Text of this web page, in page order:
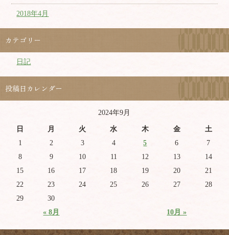
2018年4月
カテゴリー
日記
投稿日カレンダー
2024年9月
日 月 火 水 木 金 土
« 8月 10月 »
1 2 3 4 5 6
7
8
9 10 11 12 13
14
15
16 17 18 19 20
21
22
23 24 25 26 27
28
29
30